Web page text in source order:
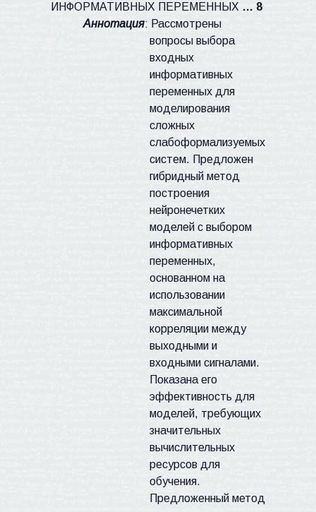
ИНФОРМАТИВНЫХ ПЕРЕМЕННЫХ … 8
Аннотация: Рассмотрены
вопросы выбора
входных
информативных
переменных для
моделирования
сложных
слабоформализуемых
систем. Предложен
гибридный метод
построения
нейронечетких
моделей с выбором
информативных
переменных,
основанном на
использовании
максимальной
корреляции между
выходными и
входными сигналами.
Показана его
эффективность для
моделей, требующих
значительных
вычислительных
ресурсов для
обучения.
Предложенный метод